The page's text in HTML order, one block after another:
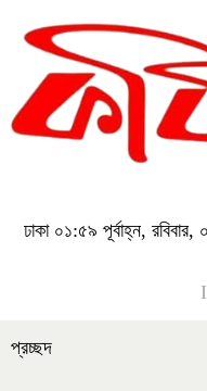
ঢাকা ০১:৫৯ পূর্বাহ্ন,
প্রচ্ছদ